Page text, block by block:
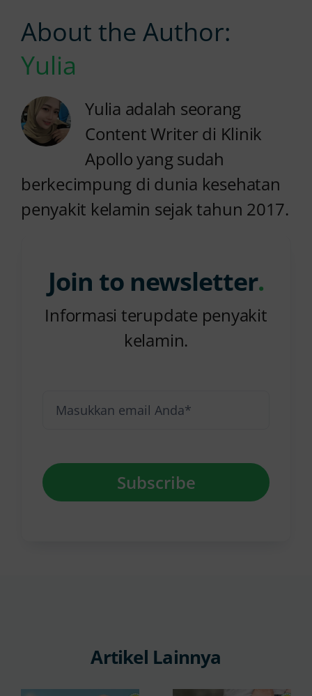
Join to newsletter.
Informasi terupdate penyakit
kelamin.
Subscribe
About the Author:
Yulia
Yulia adalah seorang
Content Writer di Klinik
Apollo yang sudah
berkecimpung di dunia kesehatan
penyakit kelamin sejak tahun 2017.
Artikel Lainnya